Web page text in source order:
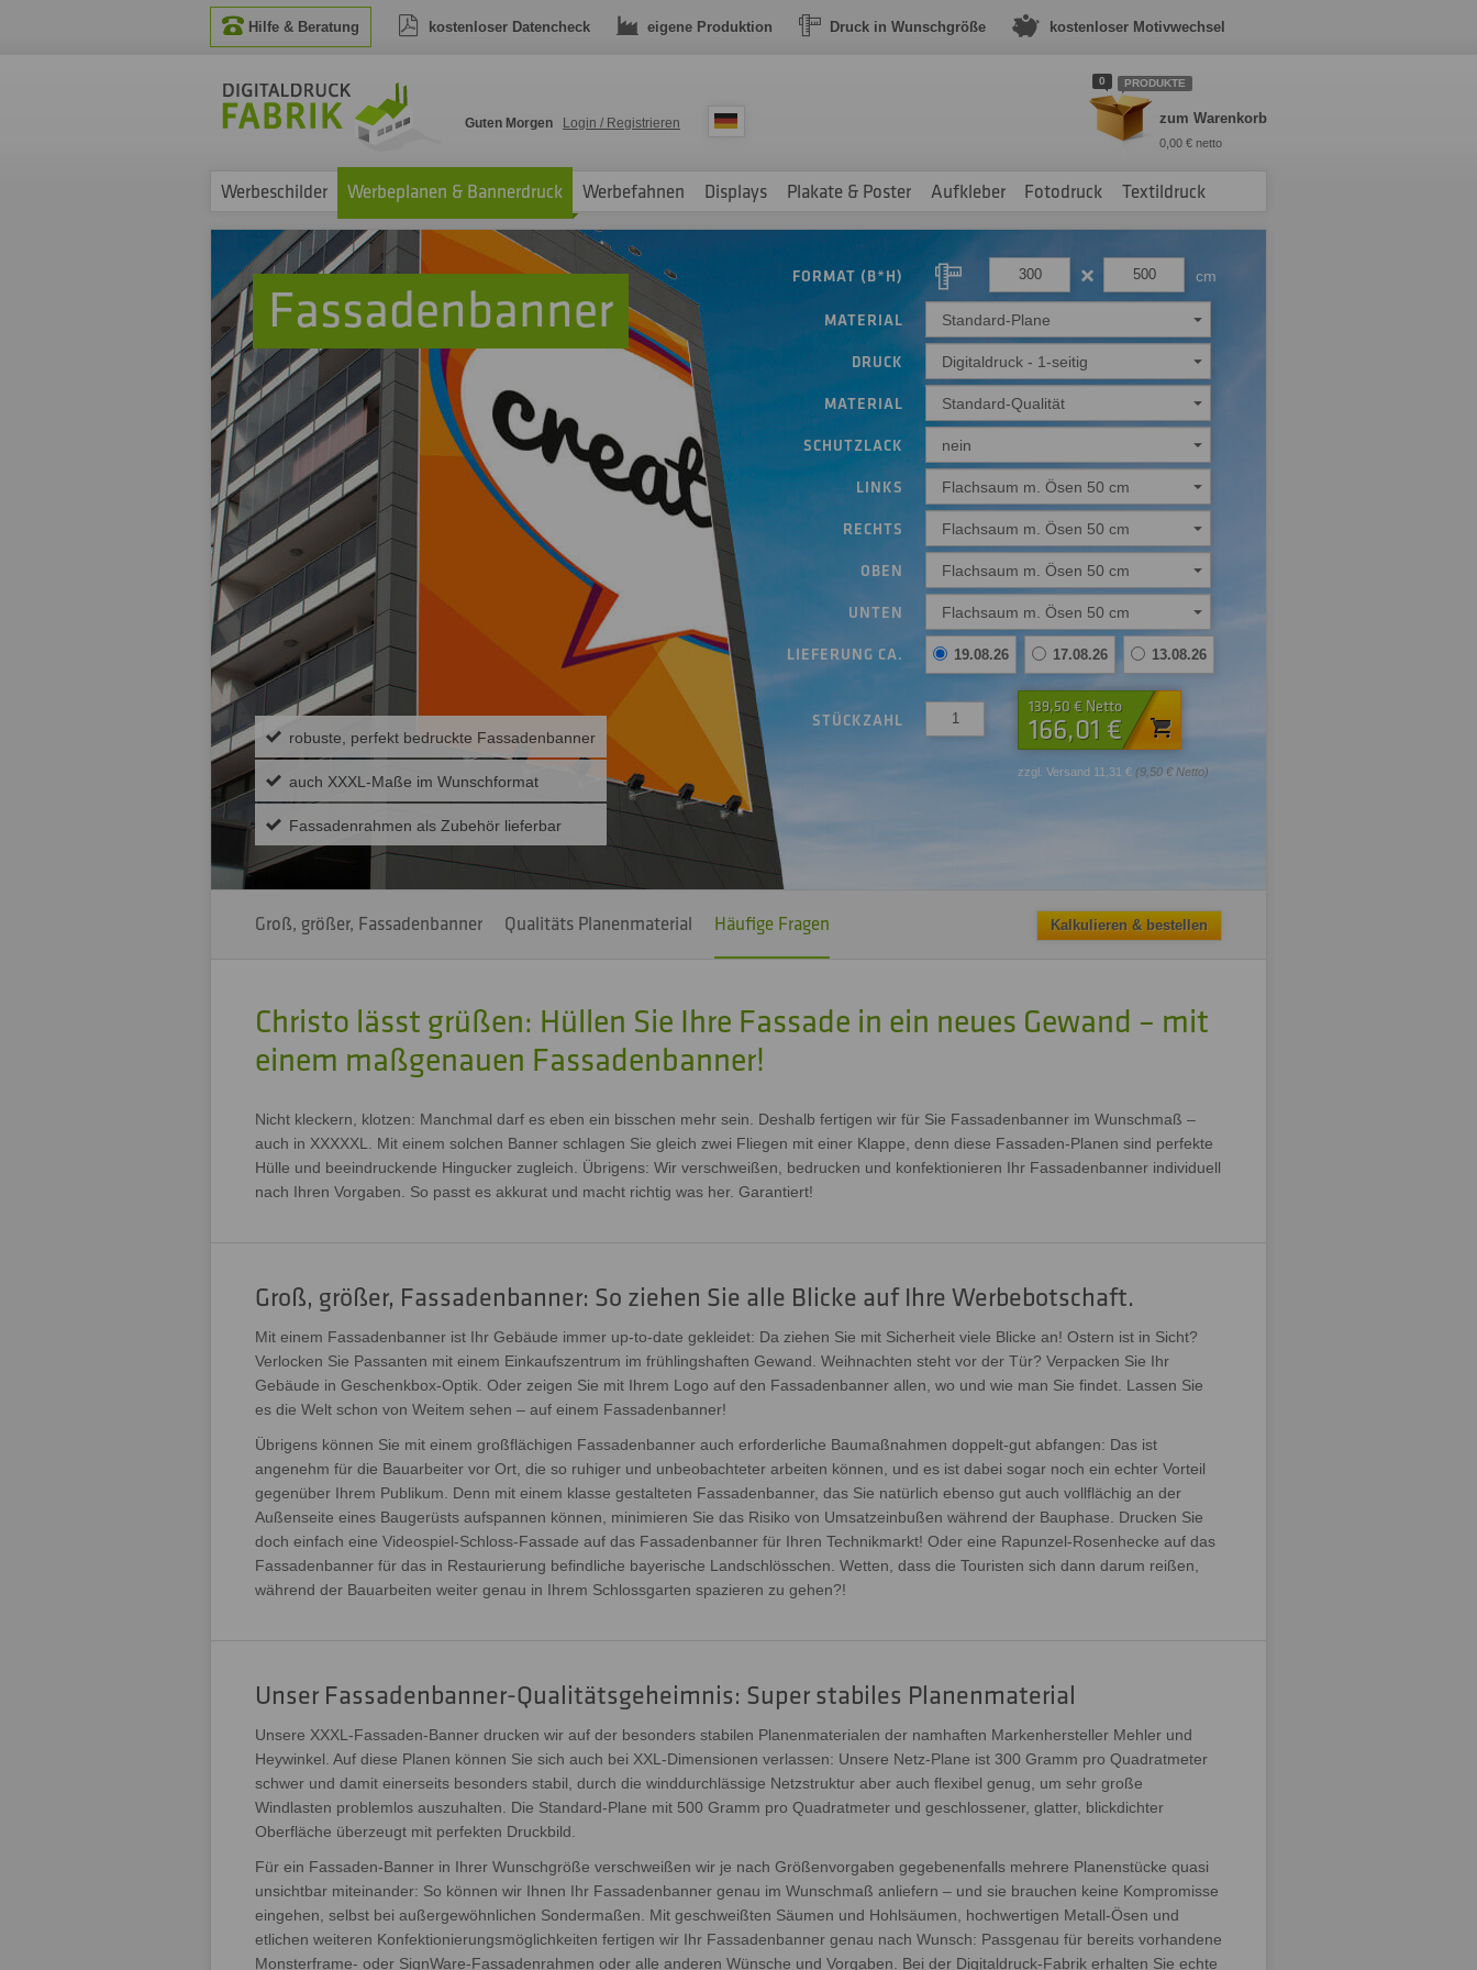
Hilfe & Beratung kostenloser Datencheck eigene Produktion Druck in Wunschgröße kostenloser Motivwechsel
0 PRODUKTE
zum Warenkorb
0,00 € netto
Guten Morgen Login / Registrieren
Werbeschilder Werbeplanen & Bannerdruck Werbefahnen Displays Plakate & Poster Aufkleber Fotodruck Textildruck
Fassadenbanner
robuste, perfekt bedruckte Fassadenbanner
auch XXXL-Maße im Wunschformat
Fassadenrahmen als Zubehör lieferbar
FORMAT (B*H) cm
MATERIAL Standard-Plane
DRUCK Digitaldruck - 1-seitig
MATERIAL Standard-Qualität
SCHUTZLACK nein
LINKS Flachsaum m. Ösen 50 cm
RECHTS Flachsaum m. Ösen 50 cm
OBEN Flachsaum m. Ösen 50 cm
UNTEN Flachsaum m. Ösen 50 cm
LIEFERUNG CA. 19.08.26 17.08.26 13.08.26
STÜCKZAHL
139,50 € Netto
166,01 €
zzgl. Versand 11,31 € (9,50 € Netto)
Kalkulieren & bestellen
Groß, größer, Fassadenbanner Qualitäts Planenmaterial Häufige Fragen
Christo lässt grüßen: Hüllen Sie Ihre Fassade in ein neues Gewand – mit
einem maßgenauen Fassadenbanner!
Nicht kleckern, klotzen: Manchmal darf es eben ein bisschen mehr sein. Deshalb fertigen wir für Sie Fassadenbanner im Wunschmaß –
auch in XXXXXL. Mit einem solchen Banner schlagen Sie gleich zwei Fliegen mit einer Klappe, denn diese Fassaden-Planen sind perfekte
Hülle und beeindruckende Hingucker zugleich. Übrigens: Wir verschweißen, bedrucken und konfektionieren Ihr Fassadenbanner individuell
nach Ihren Vorgaben. So passt es akkurat und macht richtig was her. Garantiert!
Groß, größer, Fassadenbanner: So ziehen Sie alle Blicke auf Ihre Werbebotschaft.
Mit einem Fassadenbanner ist Ihr Gebäude immer up-to-date gekleidet: Da ziehen Sie mit Sicherheit viele Blicke an! Ostern ist in Sicht?
Verlocken Sie Passanten mit einem Einkaufszentrum im frühlingshaften Gewand. Weihnachten steht vor der Tür? Verpacken Sie Ihr
Gebäude in Geschenkbox-Optik. Oder zeigen Sie mit Ihrem Logo auf den Fassadenbanner allen, wo und wie man Sie findet. Lassen Sie
es die Welt schon von Weitem sehen – auf einem Fassadenbanner!
Übrigens können Sie mit einem großflächigen Fassadenbanner auch erforderliche Baumaßnahmen doppelt-gut abfangen: Das ist
angenehm für die Bauarbeiter vor Ort, die so ruhiger und unbeobachteter arbeiten können, und es ist dabei sogar noch ein echter Vorteil
gegenüber Ihrem Publikum. Denn mit einem klasse gestalteten Fassadenbanner, das Sie natürlich ebenso gut auch vollflächig an der
Außenseite eines Baugerüsts aufspannen können, minimieren Sie das Risiko von Umsatzeinbußen während der Bauphase. Drucken Sie
doch einfach eine Videospiel-Schloss-Fassade auf das Fassadenbanner für Ihren Technikmarkt! Oder eine Rapunzel-Rosenhecke auf das
Fassadenbanner für das in Restaurierung befindliche bayerische Landschlösschen. Wetten, dass die Touristen sich dann darum reißen,
während der Bauarbeiten weiter genau in Ihrem Schlossgarten spazieren zu gehen?!
Unser Fassadenbanner-Qualitätsgeheimnis: Super stabiles Planenmaterial
Unsere XXXL-Fassaden-Banner drucken wir auf der besonders stabilen Planenmaterialen der namhaften Markenhersteller Mehler und
Heywinkel. Auf diese Planen können Sie sich auch bei XXL-Dimensionen verlassen: Unsere Netz-Plane ist 300 Gramm pro Quadratmeter
schwer und damit einerseits besonders stabil, durch die winddurchlässige Netzstruktur aber auch flexibel genug, um sehr große
Windlasten problemlos auszuhalten. Die Standard-Plane mit 500 Gramm pro Quadratmeter und geschlossener, glatter, blickdichter
Oberfläche überzeugt mit perfekten Druckbild.
Für ein Fassaden-Banner in Ihrer Wunschgröße verschweißen wir je nach Größenvorgaben gegebenenfalls mehrere Planenstücke quasi
unsichtbar miteinander: So können wir Ihnen Ihr Fassadenbanner genau im Wunschmaß anliefern – und sie brauchen keine Kompromisse
eingehen, selbst bei außergewöhnlichen Sondermaßen. Mit geschweißten Säumen und Hohlsäumen, hochwertigen Metall-Ösen und
etlichen weiteren Konfektionierungsmöglichkeiten fertigen wir Ihr Fassadenbanner genau nach Wunsch: Passgenau für bereits vorhandene
Monsterframe- oder SignWare-Fassadenrahmen oder alle anderen Wünsche und Vorgaben. Bei der Digitaldruck-Fabrik erhalten Sie echte